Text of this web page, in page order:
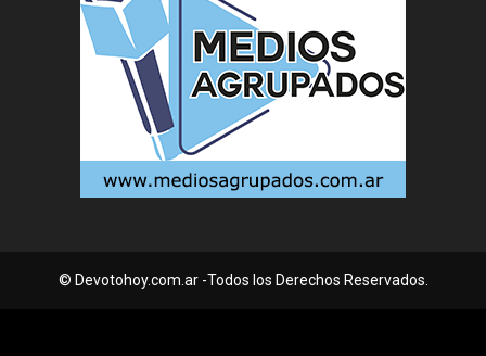
© Devotohoy.com.ar -Todos los Derechos Reservados.